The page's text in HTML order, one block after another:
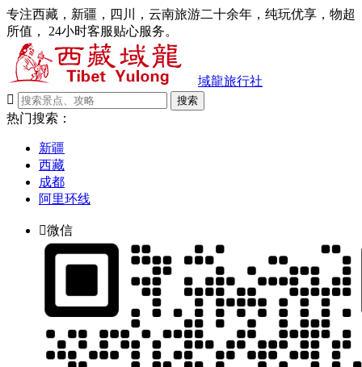
专注西藏，新疆，四川，云南旅游二十余年，纯玩优享，物超
所值， 24小时客服贴心服务。
域龍旅行社

搜索
热门搜索：
新疆
西藏
成都
阿里环线
微信